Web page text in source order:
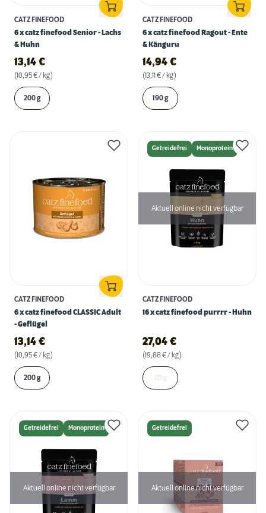
CATZ FINEFOOD
6 x catz finefood Senior - Lachs
& Huhn
13,14 €
(10,95 € / kg)
200 g
CATZ FINEFOOD
6 x catz finefood Ragout - Ente
& Känguru
14,94 €
(13,11 € / kg)
190 g
CATZ FINEFOOD
6 x catz finefood CLASSIC Adult
- Geflügel
13,14 €
(10,95 € / kg)
200 g
Getreidefrei Monoprotein
Aktuell online nicht verfügbar
CATZ FINEFOOD
16 x catz finefood purrrr - Huhn
27,04 €
(19,88 € / kg)
Getreidefrei Monoprotein
Aktuell online nicht verfügbar
Getreidefrei
Aktuell online nicht verfügbar